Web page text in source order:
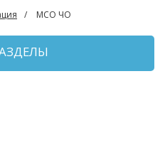
МСО ЧО